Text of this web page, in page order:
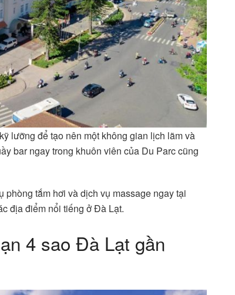
lưỡng để tạo nên một không gian lịch lãm và
bar ngay trong khuôn viên của Du Parc cũng
tắm hơi và dịch vụ massage ngay tại
địa điểm nổi tiếng ở Đà Lạt.
4 sao Đà Lạt gần